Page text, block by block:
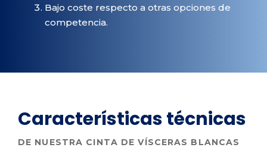
Bajo coste respecto a otras opciones de
competencia.
Característicastécnicas
DE NUESTRA CINTA DE VÍSCERAS BLANCAS